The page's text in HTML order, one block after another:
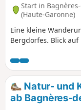
Start in
(Haute-Garonne)
Eine kleine
Bergdorfes. Blick
Natur- und
ab Bagnères-